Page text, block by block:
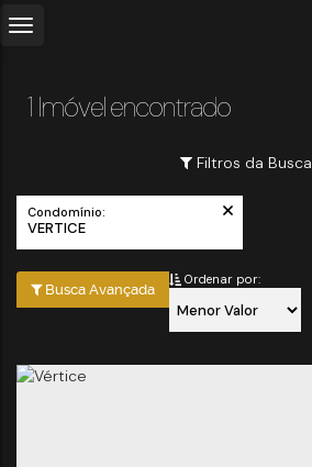
1 Imóvel encontrado
Filtros da Busca
Condomínio:
VERTICE
Busca Avançada
Ordenar por: